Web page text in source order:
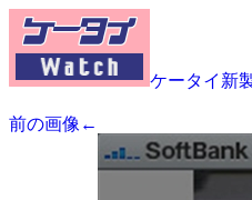
ケータイ新
前の画像←